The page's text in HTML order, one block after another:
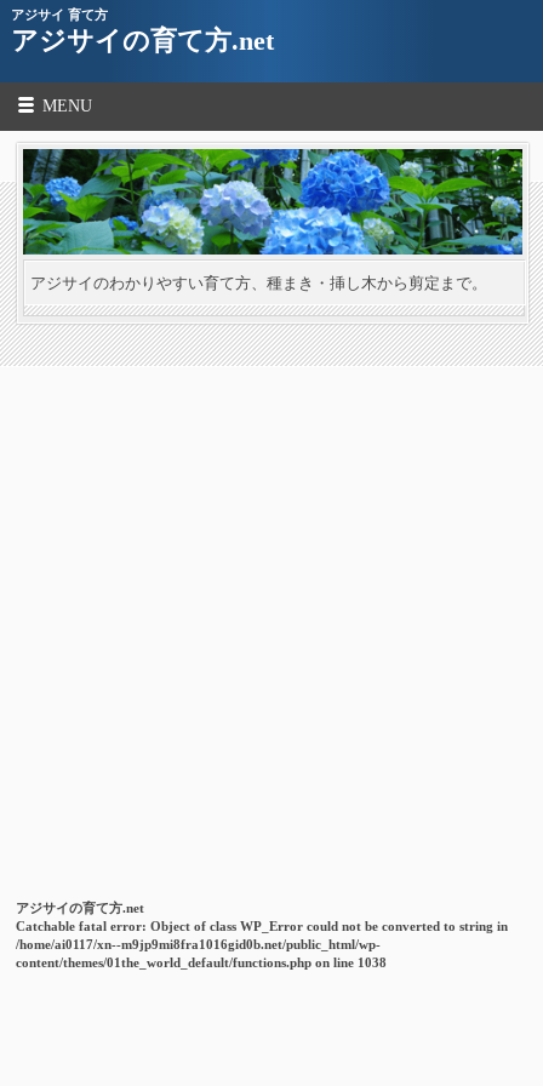
アジサイ 育て方
アジサイの育て方.net
MENU
アジサイのわかりやすい育て方、種まき・挿し木から剪定まで。
アジサイの育て方.net
Catchable fatal error: Object of class WP_Error could not be converted to string in
/home/ai0117/xn--m9jp9mi8fra1016gid0b.net/public_html/wp-
content/themes/01the_world_default/functions.php on line 1038